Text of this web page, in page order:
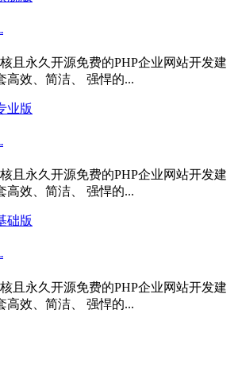
且永久开源免费的PHP企业网站开发建
高效、简洁、 强悍的...
且永久开源免费的PHP企业网站开发建
高效、简洁、 强悍的...
且永久开源免费的PHP企业网站开发建
高效、简洁、 强悍的...